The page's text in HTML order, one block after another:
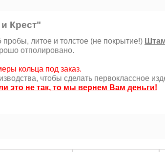
Крест"
литое и толстое (не покрытие!)
отполировано.
кольца под заказ.
чтобы сделать первоклассное
это не так, то мы вернем Вам деньги!